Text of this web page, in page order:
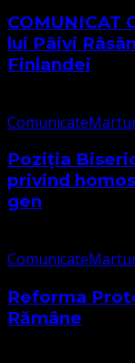
COMUNICAT
lui Päivi
Finlandei
Comunicate
Poziția
privind
gen
Comunicate
Reforma
Rămâne